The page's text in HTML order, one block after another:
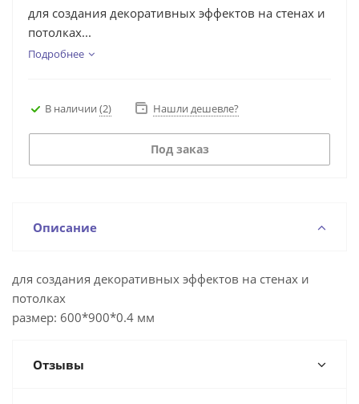
для создания декоративных эффектов на стенах и
потолках...
Подробнее
В наличии (2) Нашли дешевле?
Под заказ
Описание
для создания декоративных эффектов на стенах и
потолках
размер: 600*900*0.4 мм
Отзывы